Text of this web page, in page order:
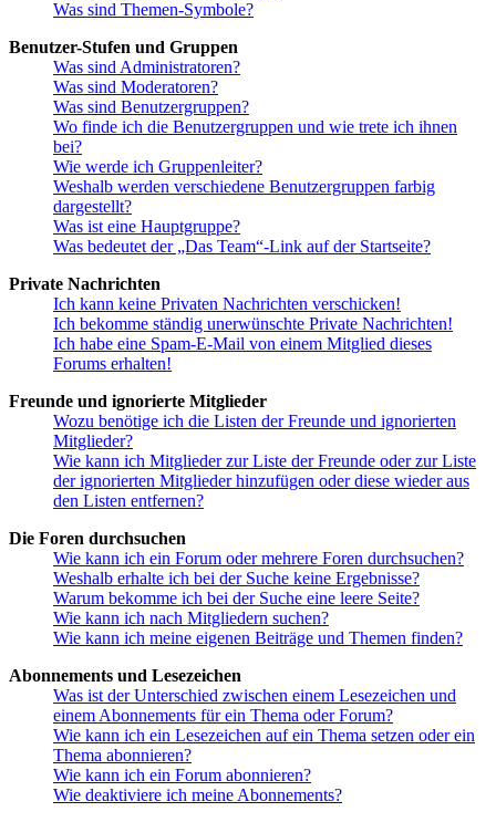
Was sind Themen-Symbole?
Benutzer-Stufen und Gruppen
Was sind Administratoren?
Was sind Moderatoren?
Was sind Benutzergruppen?
Wo finde ich die Benutzergruppen und wie trete ich ihnen
bei?
Wie werde ich Gruppenleiter?
Weshalb werden verschiedene Benutzergruppen farbig
dargestellt?
Was ist eine Hauptgruppe?
Was bedeutet der „Das Team“-Link auf der Startseite?
Private Nachrichten
Ich kann keine Privaten Nachrichten verschicken!
Ich bekomme ständig unerwünschte Private Nachrichten!
Ich habe eine Spam-E-Mail von einem Mitglied dieses
Forums erhalten!
Freunde und ignorierte Mitglieder
Wozu benötige ich die Listen der Freunde und ignorierten
Mitglieder?
Wie kann ich Mitglieder zur Liste der Freunde oder zur Liste
der ignorierten Mitglieder hinzufügen oder diese wieder aus
den Listen entfernen?
Die Foren durchsuchen
Wie kann ich ein Forum oder mehrere Foren durchsuchen?
Weshalb erhalte ich bei der Suche keine Ergebnisse?
Warum bekomme ich bei der Suche eine leere Seite?
Wie kann ich nach Mitgliedern suchen?
Wie kann ich meine eigenen Beiträge und Themen finden?
Abonnements und Lesezeichen
Was ist der Unterschied zwischen einem Lesezeichen und
einem Abonnements für ein Thema oder Forum?
Wie kann ich ein Lesezeichen auf ein Thema setzen oder ein
Thema abonnieren?
Wie kann ich ein Forum abonnieren?
Wie deaktiviere ich meine Abonnements?